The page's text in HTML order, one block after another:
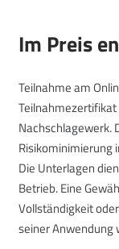
Im Preis
Teilnahme am
Nachschlagewerk.
Risikominimierung
Die Unterlagen
Betrieb. Eine
Vollständigkeit
seiner Anwendung